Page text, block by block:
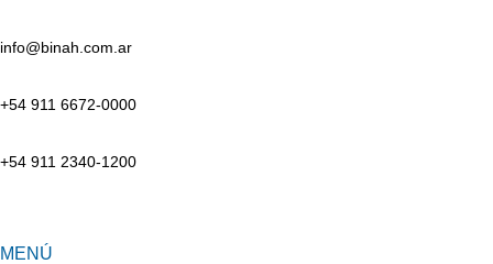
info@binah.com.ar
+54 911 6672-0000
+54 911 2340-1200
MENÚ